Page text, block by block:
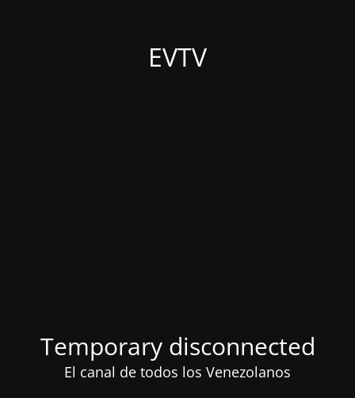
EVTV
Temporary disconnected
El canal de todos los Venezolanos